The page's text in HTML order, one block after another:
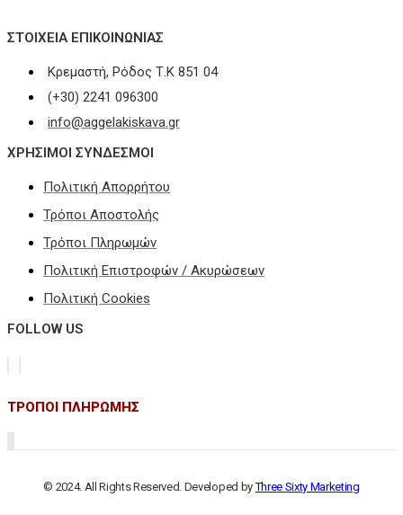
ΣΤΟΙΧΕΊΑ ΕΠΙΚΟΙΝΩΝΊΑΣ
Κρεμαστή, Ρόδος Τ.Κ 851 04
(+30) 2241 096300
info@aggelakiskava.gr
ΧΡΗΣΙΜΟΙ ΣΥΝΔΕΣΜΟΙ
Πολιτική Απορρήτου
Τρόποι Αποστολής
Τρόποι Πληρωμών
Πολιτική Επιστροφών / Ακυρώσεων
Πολιτική Cookies
FOLLOW US
ΤΡΟΠΟΙ ΠΛΗΡΩΜΗΣ
© 2024. All Rights Reserved. Developed byThree Sixty Marketing